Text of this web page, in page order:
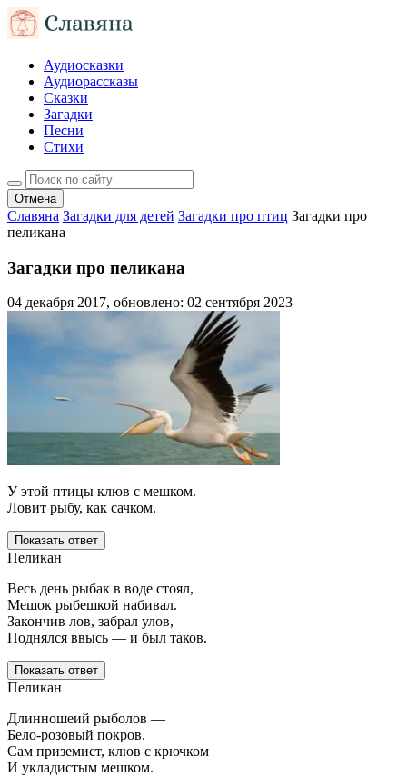
Аудиосказки
Аудиорассказы
Сказки
Загадки
Песни
Стихи
Отмена
Славяна Загадки для детей Загадки про птиц Загадки про
пеликана
Загадки про пеликана
04 декабря 2017, обновлено: 02 сентября 2023
У этой птицы клюв с мешком.
Ловит рыбу, как сачком.
Показать ответ
Пеликан
Весь день рыбак в воде стоял,
Мешок рыбешкой набивал.
Закончив лов, забрал улов,
Поднялся ввысь — и был таков.
Показать ответ
Пеликан
Длинношеий рыболов —
Бело-розовый покров.
Сам приземист, клюв с крючком
И укладистым мешком.